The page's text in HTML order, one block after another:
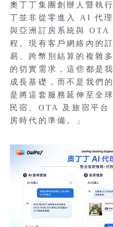
奧丁丁集團創辦人暨執
丁並非從零進入 AI 代
與亞洲訂房系統與 OTA
程。現有客戶網絡內的
易、跨幣別結算的複雜
的切實需求，這些都是
成長基礎，而不是我們
是將這套服務延伸至全
民宿、OTA 及旅宿平
房時代的準備。」